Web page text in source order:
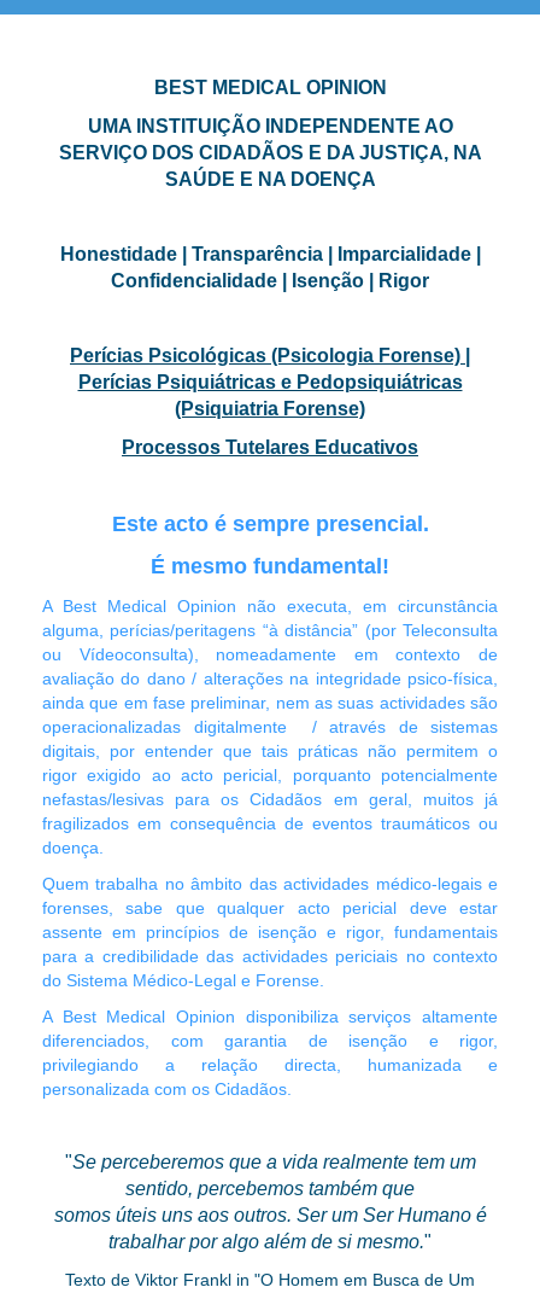
BEST MEDICAL OPINION
UMA INSTITUIÇÃO INDEPENDENTE AO
SERVIÇO DOS CIDADÃOS E DA JUSTIÇA, NA
SAÚDE E NA DOENÇA
Honestidade | Transparência | Imparcialidade |
Confidencialidade | Isenção | Rigor
Perícias Psicológicas (Psicologia Forense) |
Perícias Psiquiátricas e Pedopsiquiátricas
(Psiquiatria Forense)
Processos Tutelares Educativos
Este acto é sempre presencial.
É mesmo fundamental!
A Best Medical Opinion não executa, em circunstância
alguma, perícias/peritagens “à distância” (por Teleconsulta
ou Vídeoconsulta), nomeadamente em contexto de
avaliação do dano / alterações na integridade psico-física,
ainda que em fase preliminar, nem as suas actividades são
operacionalizadas digitalmente / através de sistemas
digitais, por entender que tais práticas não permitem o
rigor exigido ao acto pericial, porquanto potencialmente
nefastas/lesivas para os Cidadãos em geral, muitos já
fragilizados em consequência de eventos traumáticos ou
doença
Quem trabalha no âmbito das actividades médico-legais e
forenses, sabe que qualquer acto pericial deve estar
assente em princípios de isenção e rigor, fundamentais
para a credibilidade das actividades periciais no contexto
do Sistema Médico-Legal e Forense.
A Best Medical Opinion disponibiliza serviços altamente
diferenciados, com garantia de isenção e rigor,
privilegiando a relação directa, humanizada e
personalizada com os Cidadãos.
"Se perceberemos que a vida realmente tem um
sentido, percebemos também que
somos úteis uns aos outros. Ser um Ser Humano é
trabalhar por algo além de si mesmo."
Texto de Viktor Frankl in "O Homem em Busca de Um